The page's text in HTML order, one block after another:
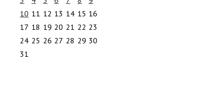
10 11 12 13 14 15 16
17 18 19 20 21 22 23
24 25 26 27 28 29 30
31